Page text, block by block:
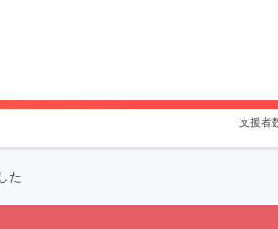
支援者
た